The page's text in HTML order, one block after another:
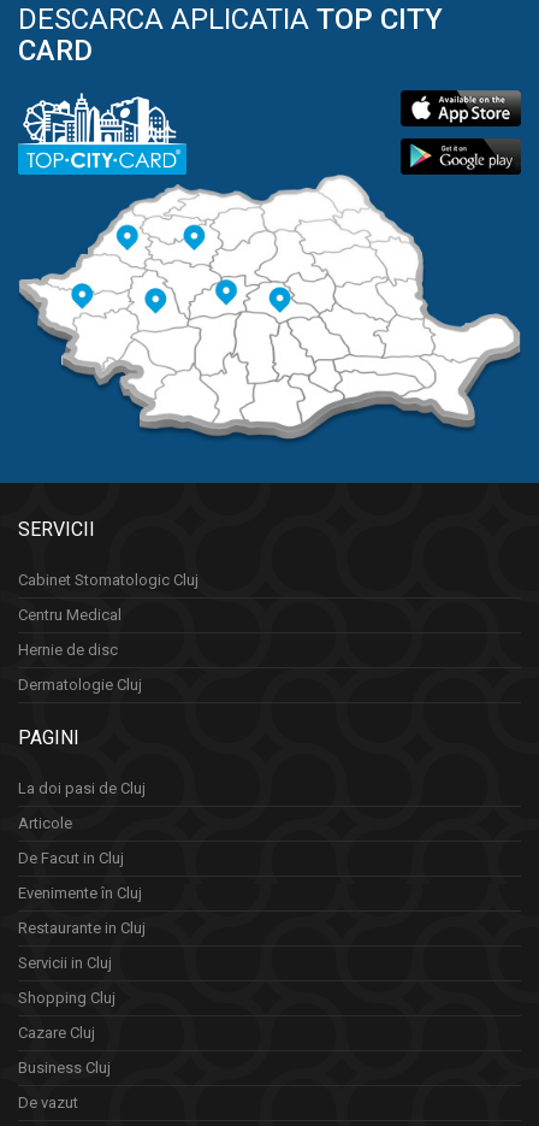
DESCARCA APLICATIA TOP CITY
CARD
SERVICII
Cabinet Stomatologic Cluj
Centru Medical
Hernie de disc
Dermatologie Cluj
PAGINI
La doi pasi de Cluj
Articole
De Facut in Cluj
Evenimente în Cluj
Restaurante in Cluj
Servicii in Cluj
Shopping Cluj
Cazare Cluj
Business Cluj
De vazut